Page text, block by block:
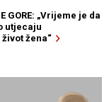
GORE: „Vrijeme je da
utjecaju
žena“